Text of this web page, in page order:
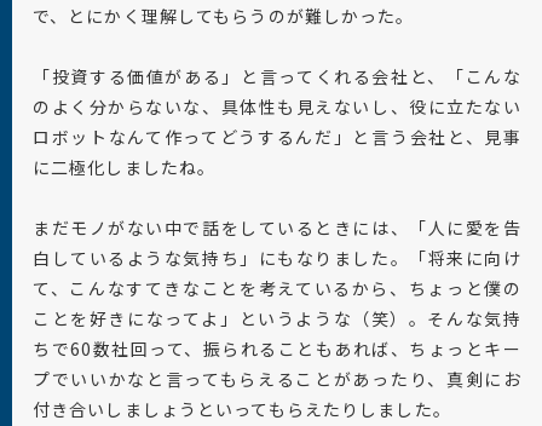
で、とにかく理解してもらうのが難しかった。
「投資する価値がある」と言ってくれる会社と、「こんな
のよく分からないな、具体性も見えないし、役に立たない
ロボットなんて作ってどうするんだ」と言う会社と、見事
に二極化しましたね。
まだモノがない中で話をしているときには、「人に愛を告
白しているような気持ち」にもなりました。「将来に向け
て、こんなすてきなことを考えているから、ちょっと僕の
ことを好きになってよ」というような（笑）。そんな気持
ちで60数社回って、振られることもあれば、ちょっとキー
プでいいかなと言ってもらえることがあったり、真剣にお
付き合いしましょうといってもらえたりしました。